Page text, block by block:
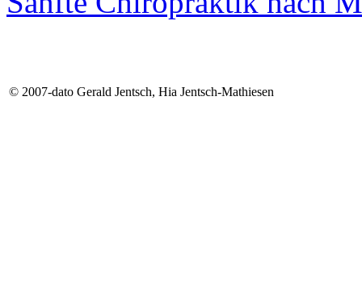
© 2007-dato Gerald Jentsch, Hia Jentsch-Mathiesen